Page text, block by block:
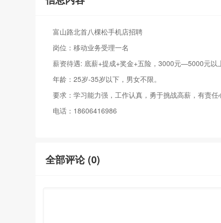
富山路北首八棵松手机店招聘
岗位：移动业务受理一名
薪资待遇: 底薪+提成+奖金+五险，3000元—5000元以
年龄：25岁-35岁以下，男女不限。
要求：学习能力强，工作认真，勇于挑战高薪，有责
电话：18606416986
全部评论 (0)